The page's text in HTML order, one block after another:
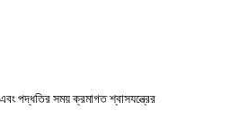
পদ্ধতির সময় ক্রমাগত শ্বাসযন্ত্রের